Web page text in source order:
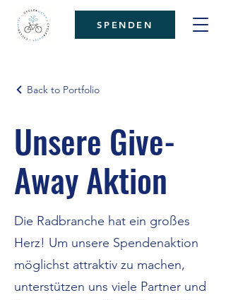
SPENDEN
Back to Portfolio
Unsere Give-
Away Aktion
Die Radbranche hat ein großes
Herz! Um unsere Spendenaktion
möglichst attraktiv zu machen,
unterstützen uns viele Partner und